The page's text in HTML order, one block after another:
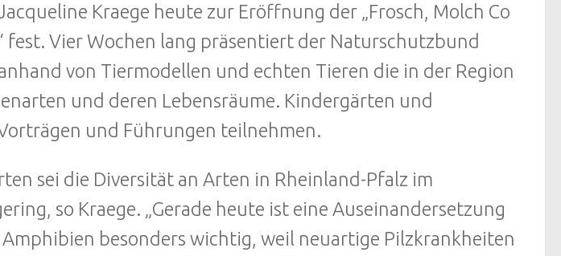
Kraege heute zur Eröffnung der „Frosch, Molch Co
fest. Vier Wochen lang präsentiert der Naturschutzbund
von Tiermodellen und echten Tieren die in der Region
und deren Lebensräume. Kindergärten und
und Führungen teilnehmen.
sei die Diversität an Arten in Rheinland-Pfalz im
so Kraege. „Gerade heute ist eine Auseinandersetzung
besonders wichtig, weil neuartige Pilzkrankheiten